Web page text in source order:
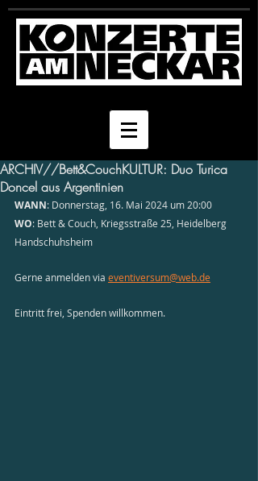
ARCHIV//Bett&CouchKULTUR: Duo Turica
Doncel aus Argentinien
WANN: Donnerstag, 16. Mai 2024 um 20:00
WO: Bett & Couch, Kriegsstraße 25, Heidelberg
Handschuhsheim
Gerne anmelden via eventiversum@web.de
Eintritt frei, Spenden willkommen.